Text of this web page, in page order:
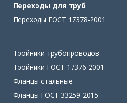
Переходы для труб
Переходы ГОСТ 17378-2001
Тройники трубопроводов
Тройники ГОСТ 17376-2001
Фланцы стальные
Фланцы ГОСТ 33259-2015